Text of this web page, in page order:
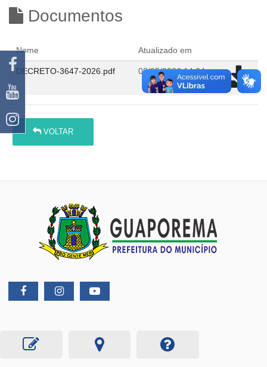
Documentos
Nome Atualizado em
DECRETO-3647-2026.pdf 08/05/2026 14:04
VOLTAR